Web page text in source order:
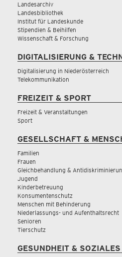
Landesarchiv
Landesbibliothek
Institut für Landeskunde
Stipendien & Beihilfen
Wissenschaft & Forschung
DIGITALISIERUNG &
Digitalisierung in Niederösterreich
Telekommunikation
FREIZEIT & SPORT
Freizeit & Veranstaltungen
Sport
GESELLSCHAFT &
Familien
Frauen
Gleichbehandlung &
Jugend
Kinderbetreuung
Konsumentenschutz
Menschen mit Behinderung
Niederlassungs- und Aufenthaltsrecht
Senioren
Tierschutz
GESUNDHEIT & SOZIALES